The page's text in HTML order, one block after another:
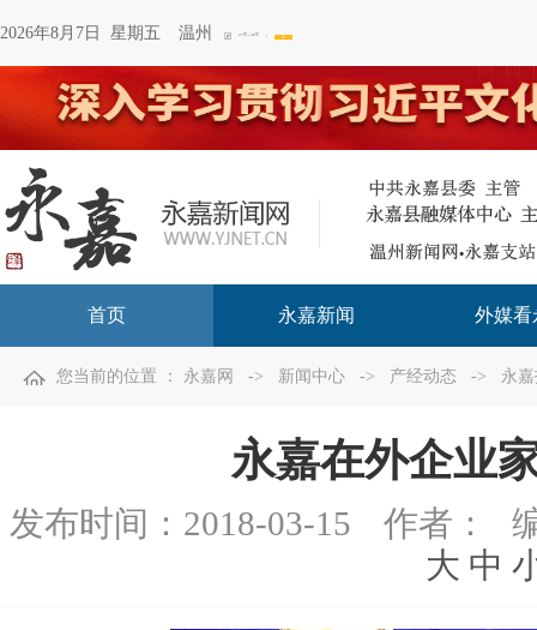
2026年8月7日 星期五 温州
首页 永嘉新闻 外媒看
您当前的位置 ： 永嘉网 -> 新闻中心 -> 产经动态 -> 永
永嘉在外企业
发布时间： 2018-03-15 作者：
大 中